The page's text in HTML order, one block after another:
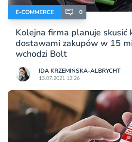
E-COMMERCE 0
Kolejna firma planuje skusić
dostawami zakupów w 15
wchodzi Bolt
IDA KRZEMIŃSKA-ALBRYCHT
13.07.2021 12:26